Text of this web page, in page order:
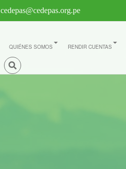
cedepas@cedepas.org.pe
QUIÉNES SOMOS RENDIR CUENTAS